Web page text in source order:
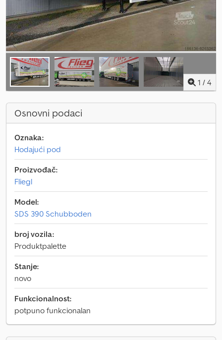
1 / 4
Osnovni podaci
Oznaka:
Hodajući pod
Proizvođač:
Fliegl
Model:
SDS 390 Schubboden
broj vozila:
Produktpalette
Stanje:
novo
Funkcionalnost:
potpuno funkcionalan